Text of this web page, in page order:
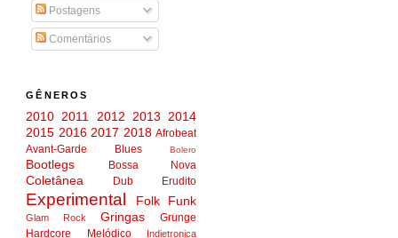
Postagens
Comentários
GÊNEROS
2010 2011 2012 2013 2014
2015 2016 2017 2018 Afrobeat
Avant-Garde
Blues Bolero
Bootlegs Bossa Nova
Coletânea Dub Erudito
Experimental Folk Funk
Glam Rock Gringas
Grunge
Hardcore Melódico
Indietronica